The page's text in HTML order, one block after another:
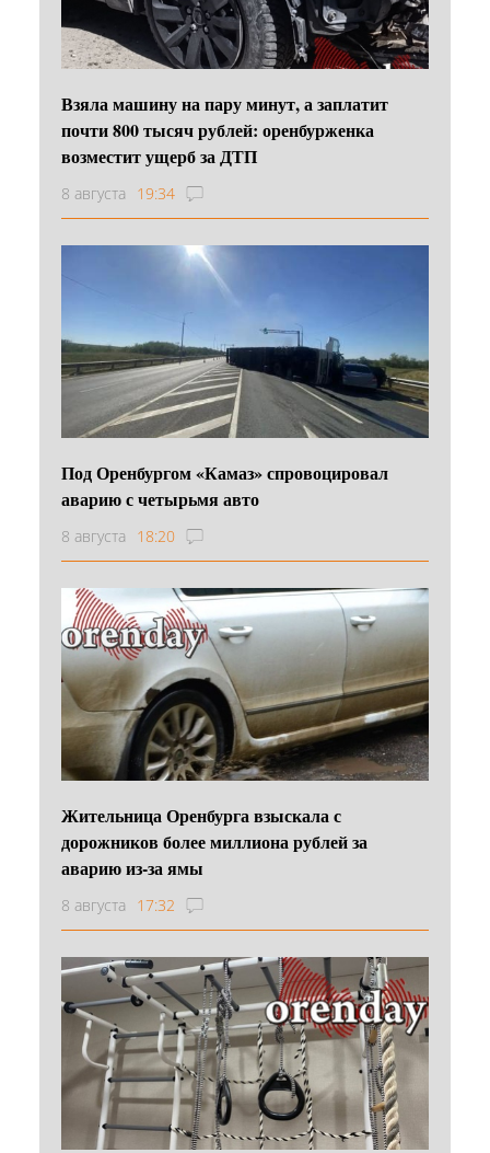
Взяла машину на пару минут, а заплатит
почти 800 тысяч рублей: оренбурженка
возместит ущерб за ДТП
8 августа 19:34
Под Оренбургом «Камаз» спровоцировал
аварию с четырьмя авто
8 августа 18:20
Жительница Оренбурга взыскала с
дорожников более миллиона рублей за
аварию из-за ямы
8 августа 17:32